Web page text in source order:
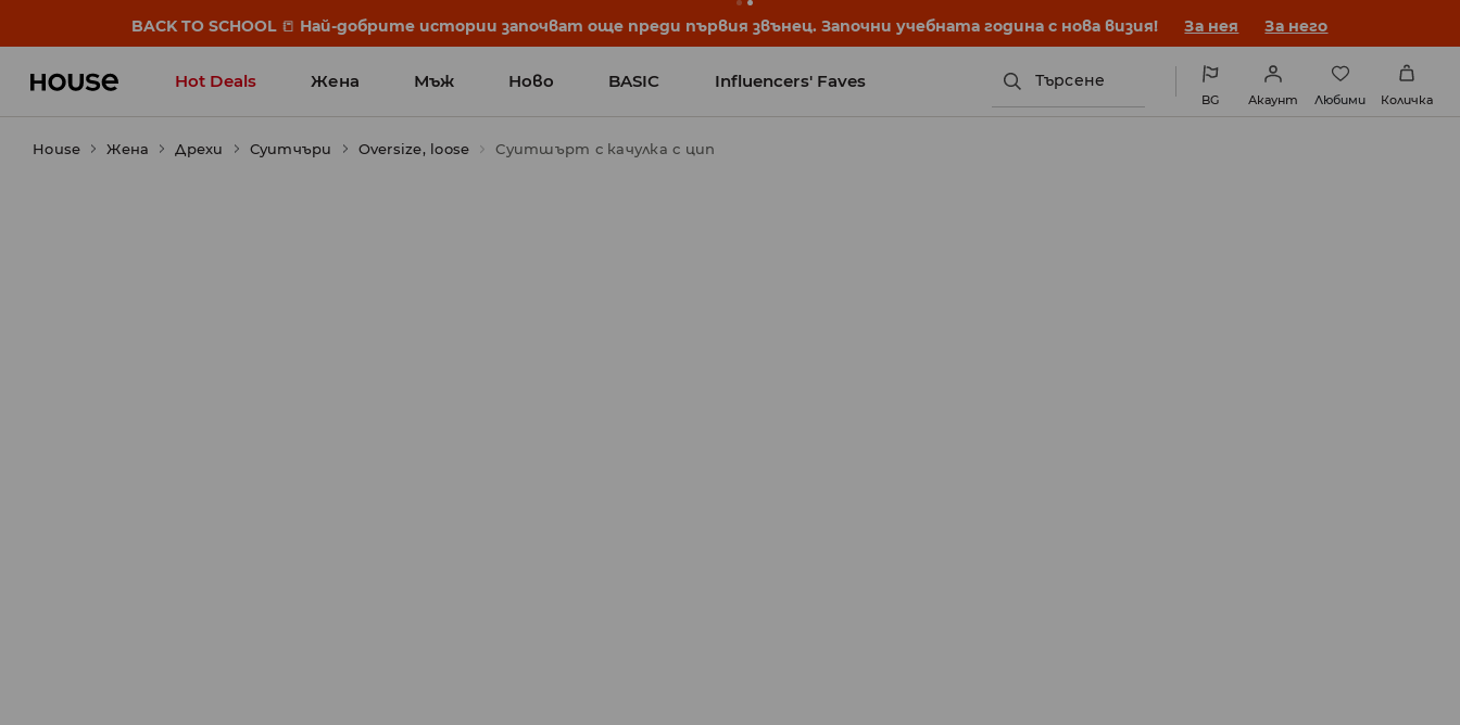
BACK TO SCHOOL 📒 Най-добрите истории започват още преди първия звънец. Започни учебната година с нова визия! За нея За него
Hot Deals Жена Мъж Ново BASIC Influencers' Faves Търсене
BG Акаунт Любими Количка
House Жена Дрехи Суитчъри Oversize, loose Суитшърт с качулка с цип